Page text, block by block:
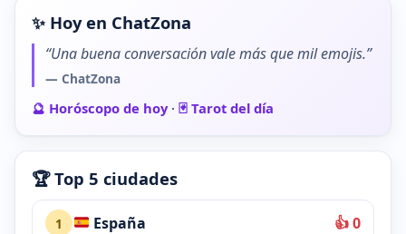
✨ Hoy en ChatZona
“Una buena conversación vale más que mil emojis.”
— ChatZona
🔮 Horóscopo de hoy· 🃏 Tarot del día
🏆 Top 5 ciudades
1 España 👍 0